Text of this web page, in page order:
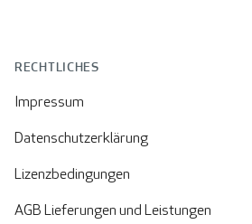
RECHTLICHES
Impressum
Datenschutzerklärung
Lizenzbedingungen
AGB Lieferungen und Leistungen